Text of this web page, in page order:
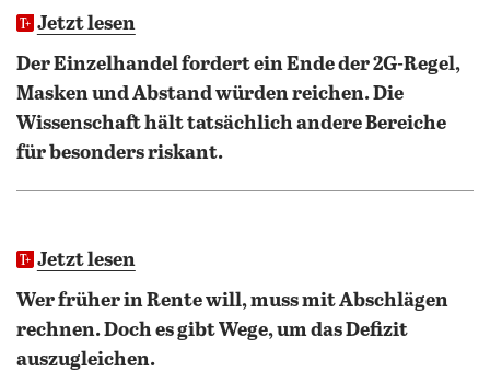
Jetzt lesen
Der Einzelhandel fordert ein Ende der 2G-Regel,
Masken und Abstand würden reichen. Die
Wissenschaft hält tatsächlich andere Bereiche
für besonders riskant.
Jetzt lesen
Wer früher in Rente will, muss mit Abschlägen
rechnen. Doch es gibt Wege, um das Defizit
auszugleichen.